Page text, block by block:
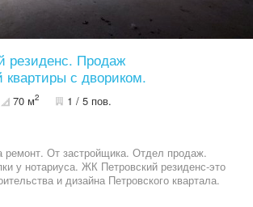
резиденс. Продаж
квартиры с двориком.
70 м2 1 / 5 пов.
ремонт. От застройщика. Отдел продаж.
у нотариуса. ЖК Петровский резиденс-это
и дизайна Петровского квартала.